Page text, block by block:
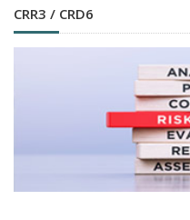
CRR3 / CRD6